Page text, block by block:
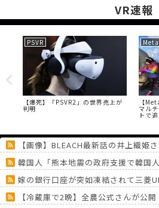
VR速報
PSVR
【爆死】「PSVR2」の世界売上が
判明
【
マル
トで追
【画像】BLEACH最新話の井上織姫
韓国人「熊本地震の政府支援で韓国
嫁の銀行口座が突如凍結されて三菱
【冷蔵庫で2晩】全農公式さんが公